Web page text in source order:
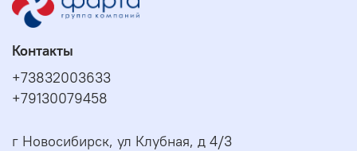
Контакты
+73832003633
+79130079458
г Новосибирск, ул Клубная, д 4/3